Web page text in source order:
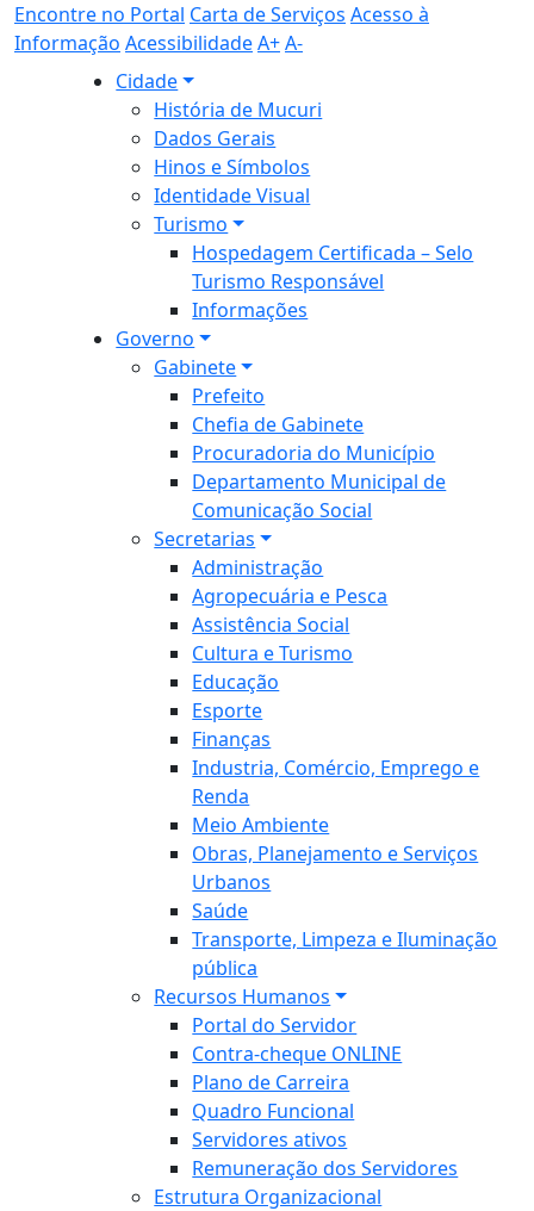
Encontre no Portal Carta de Serviços Acesso à
Informação AcessibilidadeA+A-
Cidade
História de Mucuri
Dados Gerais
Hinos e Símbolos
Identidade Visual
Turismo
Hospedagem Certificada – Selo
Turismo Responsável
Informações
Governo
Gabinete
Prefeito
Chefia de Gabinete
Procuradoria do Município
Departamento Municipal de
Comunicação Social
Secretarias
Administração
Agropecuária e Pesca
Assistência Social
Cultura e Turismo
Educação
Esporte
Finanças
Industria, Comércio, Emprego e
Renda
Meio Ambiente
Obras, Planejamento e Serviços
Urbanos
Saúde
Transporte, Limpeza e Iluminação
pública
Recursos Humanos
Portal do Servidor
Contra-cheque ONLINE
Plano de Carreira
Quadro Funcional
Servidores ativos
Remuneração dos Servidores
Estrutura Organizacional